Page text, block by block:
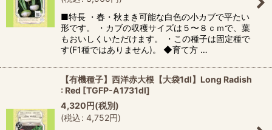
■特長 ・春・秋まき可能な白色の小カブで平たい
形です。 ・カブの収穫サイズは５〜８ｃｍで、葉
もおいしくいただけます。 ・この種子は固定種で
す(F1種ではありません)。 ◆育て方 …
【有機種子】西洋赤大根【大袋1dl】Long Radish
: Red [TGFP-A1731dl]
4,320円(税別)
(税込: 4,752円)